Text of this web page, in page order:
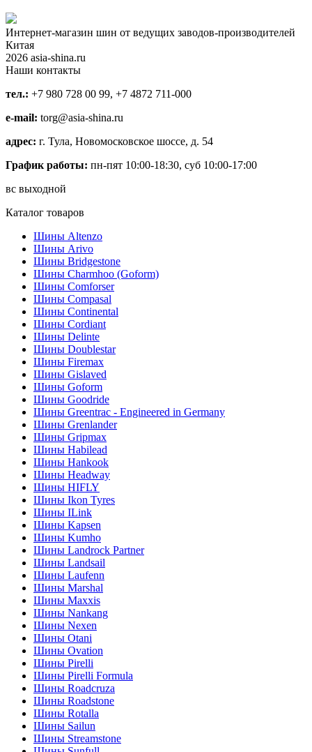
Интернет-магазин шин от ведущих заводов-производителей
Китая
2026 asia-shina.ru
Наши контакты
тел.: +7 980 728 00 99, +7 4872 711-000
e-mail: torg@asia-shina.ru
адрес: г. Тула, Новомосковское шоссе, д. 54
График работы: пн-пят 10:00-18:30, суб 10:00-17:00
вс выходной
Каталог товаров
Шины Altenzo
Шины Arivo
Шины Bridgestone
Шины Charmhoo (Goform)
Шины Comforser
Шины Compasal
Шины Continental
Шины Cordiant
Шины Delinte
Шины Doublestar
Шины Firemax
Шины Gislaved
Шины Goform
Шины Goodride
Шины Greentrac - Engineered in Germany
Шины Grenlander
Шины Gripmax
Шины Habilead
Шины Hankook
Шины Headway
Шины HIFLY
Шины Ikon Tyres
Шины ILink
Шины Kapsen
Шины Kumho
Шины Landrock Partner
Шины Landsail
Шины Laufenn
Шины Marshal
Шины Maxxis
Шины Nankang
Шины Nexen
Шины Otani
Шины Ovation
Шины Pirelli
Шины Pirelli Formula
Шины Roadcruza
Шины Roadstone
Шины Rotalla
Шины Sailun
Шины Streamstone